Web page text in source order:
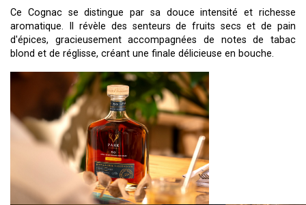
Ce Cognac se distingue par sa douce intensité et richesse
aromatique. Il révèle des senteurs de fruits secs et de pain
d'épices, gracieusement accompagnées de notes de tabac
blond et de réglisse, créant une finale délicieuse en bouche.